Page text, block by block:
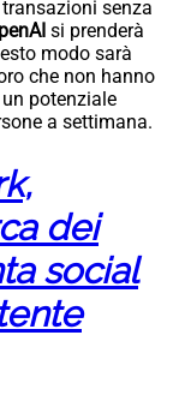
senza
si prenderà
modo sarà
che non hanno
potenziale
a settimana.
dei
social